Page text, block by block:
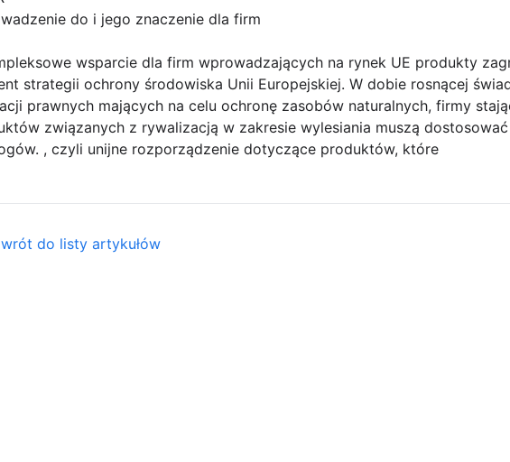
do i jego znaczenie dla firm
wsparcie dla firm wprowadzających na rynek UE produkty
strategii ochrony środowiska Unii Europejskiej. W dobie rosnącej
prawnych mających na celu ochronę zasobów naturalnych, firmy
związanych z rywalizacją w zakresie wylesiania muszą
, czyli unijne rozporządzenie dotyczące produktów, które
do listy artykułów